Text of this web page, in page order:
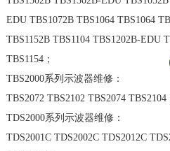
EDU TBS1072B TBS1064 TBS1064
TBS1152B TBS1104 TBS1202B-EDU
TBS1154；
TBS2000系列示波器维修：
TBS2072 TBS2102 TBS2074 TBS2104
TDS2000系列示波器维修：
TDS2001C TDS2002C TDS2012C